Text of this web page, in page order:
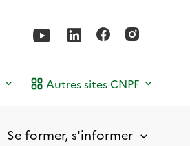
Autres sites CNPF
Se former, s'informer